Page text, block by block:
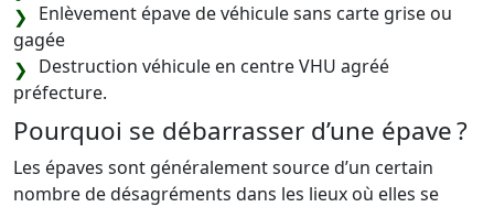
Enlèvement épave de véhicule sans carte grise ou
gagée
Destruction véhicule en centre VHU agréé
préfecture.
Pourquoi se débarrasser d’une épave ?
Les épaves sont généralement source d’un certain
nombre de désagréments dans les lieux où elles se